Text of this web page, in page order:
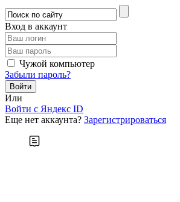
Вход в аккаунт
Чужой компьютер
Забыли пароль?
Или
Войти c Яндекс ID
Еще нет аккаунта? Зарегистрироваться